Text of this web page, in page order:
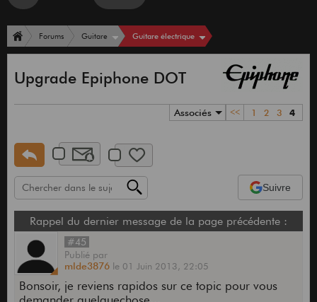
Forums Guitare Guitare électrique
Upgrade Epiphone DOT
Associés << 1 2 3 4
Suivre
Rappel du dernier message de la page précédente :
#45
Publié par
mlde3876 le 01 Juin 2013, 22:05
Bonsoir, je reviens rapidos sur ce topic pour vous